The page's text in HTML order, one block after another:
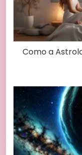
Como a